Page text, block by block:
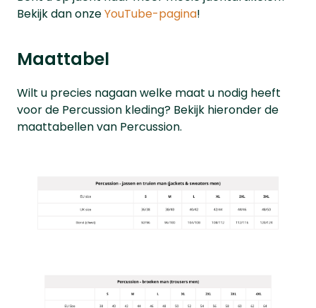
Bekijk dan onzeYouTube-pagina!
Maattabel
Wilt u precies nagaan welke maat u nodig heeft
voor de Percussion kleding? Bekijk hieronder de
maattabellen van Percussion.